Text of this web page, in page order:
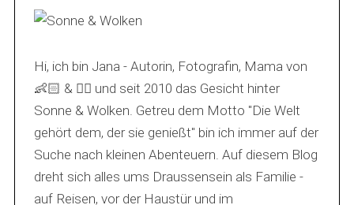
Hi, ich bin Jana - Autorin, Fotografin, Mama von
👶🏻 & 🐕‍🦺 und seit 2010 das Gesicht hinter
Sonne & Wolken. Getreu dem Motto "Die Welt
gehört dem, der sie genießt" bin ich immer auf der
Suche nach kleinen Abenteuern. Auf diesem Blog
dreht sich alles ums Draussensein als Familie -
auf Reisen, vor der Haustür und im